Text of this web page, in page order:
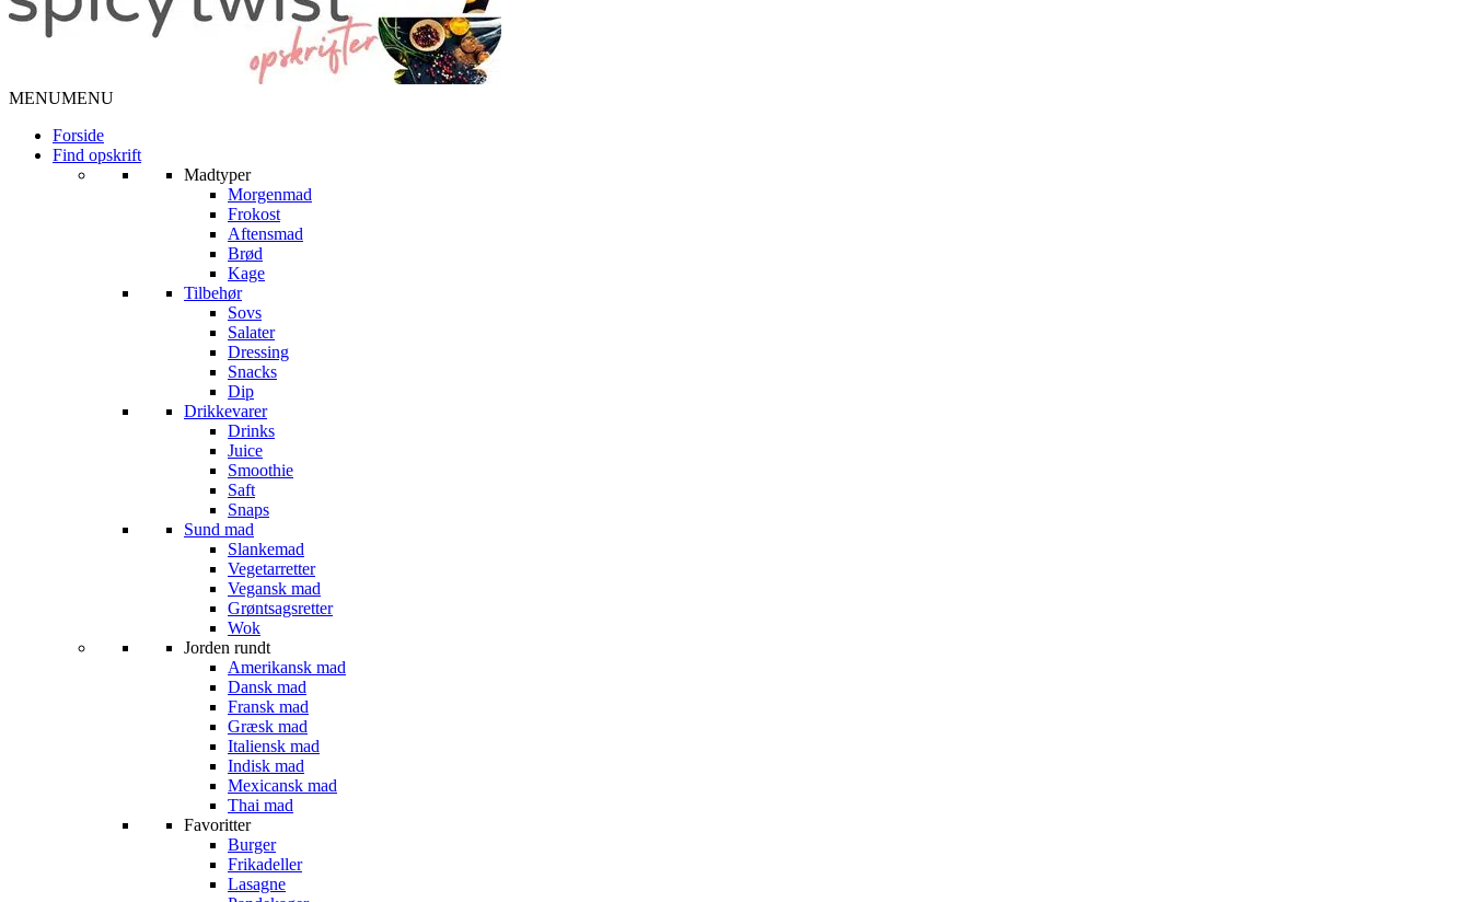
MENUMENU
Forside
Find opskrift
Madtyper
Morgenmad
Frokost
Aftensmad
Brød
Kage
Tilbehør
Sovs
Salater
Dressing
Snacks
Dip
Drikkevarer
Drinks
Juice
Smoothie
Saft
Snaps
Sund mad
Slankemad
Vegetarretter
Vegansk mad
Grøntsagsretter
Wok
Jorden rundt
Amerikansk mad
Dansk mad
Fransk mad
Græsk mad
Italiensk mad
Indisk mad
Mexicansk mad
Thai mad
Favoritter
Burger
Frikadeller
Lasagne